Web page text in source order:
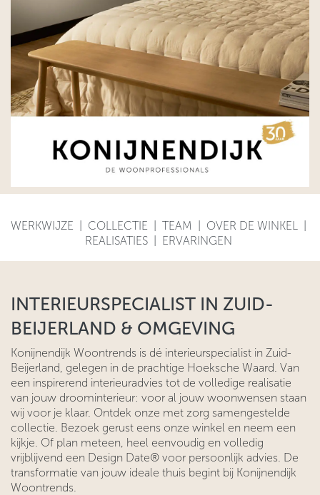
WERKWIJZE COLLECTIE TEAM OVER DE WINKEL
REALISATIES
ERVARINGEN
INTERIEURSPECIALIST IN ZUID-
BEIJERLAND & OMGEVING
Konijnendijk Woontrends is dé interieurspecialist in Zuid-
Beijerland, gelegen in de prachtige Hoeksche Waard. Van
een inspirerend interieuradvies tot de volledige realisatie
van jouw droominterieur: voor al jouw woonwensen staan
wij voor je klaar. Ontdek onze met zorg samengestelde
collectie. Bezoek gerust eens onze winkel en neem een
kijkje. Of plan meteen, heel eenvoudig en volledig
vrijblijvend een Design Date® voor persoonlijk advies. De
transformatie van jouw ideale thuis begint bij Konijnendijk
Woontrends.